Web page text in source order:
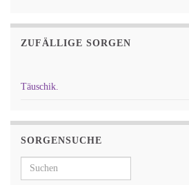
ZUFÄLLIGE SORGEN
Täuschik.
SORGENSUCHE
Search for: